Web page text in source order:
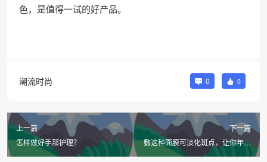
色，是值得一试的好产品。
潮流时尚 0 0
上一篇
怎样做好手部护理？
下一篇
敷这种面膜可淡化斑点，让你年轻
十几岁？